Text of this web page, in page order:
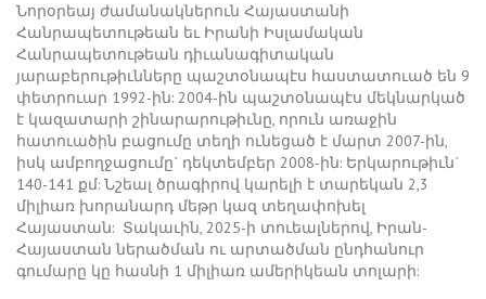
Նորօրեայ ժամանակներուն Հայաստանի
Հանրապետութեան եւ Իրանի Իսլամական
Հանրապետութեան դիւանագիտական
յարաբերութիւնները պաշտօնապէս հաստատուած են 9
փետրուար 1992-ին: 2004-ին պաշտօնապէս մեկնարկած
է կազատարի շինարարութիւնը, որուն առաջին
հատուածին բացումը տեղի ունեցած է մարտ 2007-ին,
իսկ ամբողջացումը` դեկտեմբեր 2008-ին: Երկարութիւն`
140-141 քմ: Նշեալ ծրագիրով կարելի է տարեկան 2,3
միլիառ խորանարդ մեթր կազ տեղափոխել
Հայաստան: Տակաւին, 2025-ի տուեալներով, Իրան-
Հայաստան ներածման ու արտածման ընդհանուր
գումարը կը հասնի 1 միլիառ ամերիկեան տոլարի: